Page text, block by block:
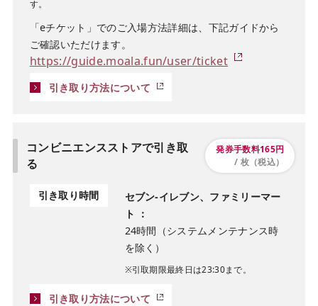
す。
「eチケット」でのご入場方法詳細は、下記ガイドから
ご確認いただけます。
https://guide.moala.fun/user/ticket
引き取り方法について
コンビニエンスストアで引き取
る
発券手数料165円
/ 枚（税込）
引き取り時間
セブン-イレブン、ファミリーマー
ト ：
24時間（システムメンテナンス時
を除く）
※引取期限最終日は23:30まで。
引き取り方法について